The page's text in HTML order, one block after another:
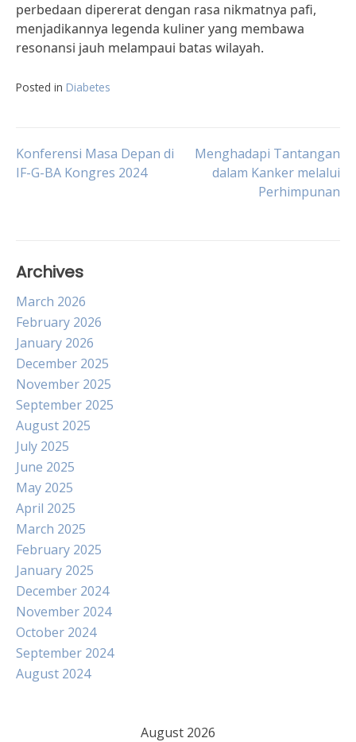
perbedaan dipererat dengan rasa nikmatnya pafi,
menjadikannya legenda kuliner yang membawa
resonansi jauh melampaui batas wilayah.
Posted in Diabetes
Post
Konferensi Masa Depan di
IF-G-BA Kongres 2024
Menghadapi Tantangan
dalam Kanker melalui
Perhimpunan
Archives
March 2026
February 2026
January 2026
December 2025
November 2025
September 2025
August 2025
July 2025
June 2025
May 2025
April 2025
March 2025
February 2025
January 2025
December 2024
November 2024
October 2024
September 2024
August 2024
August 2026